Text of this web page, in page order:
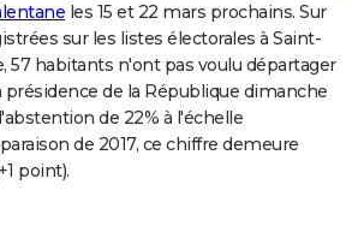
les 15 et 22 mars prochains. Sur
sur les listes électorales à Saint-
57 habitants n'ont pas voulu départager
présidence de la République dimanche
de 22% à l'échelle
de 2017, ce chiffre demeure
point).